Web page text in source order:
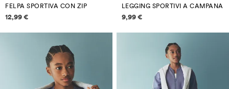
FELPA SPORTIVA CON ZIP
Informazioni sui prezzi
12,99 €
LEGGING SPORTIVI A CAMPANA
Informazioni sui prezzi
9,99 €